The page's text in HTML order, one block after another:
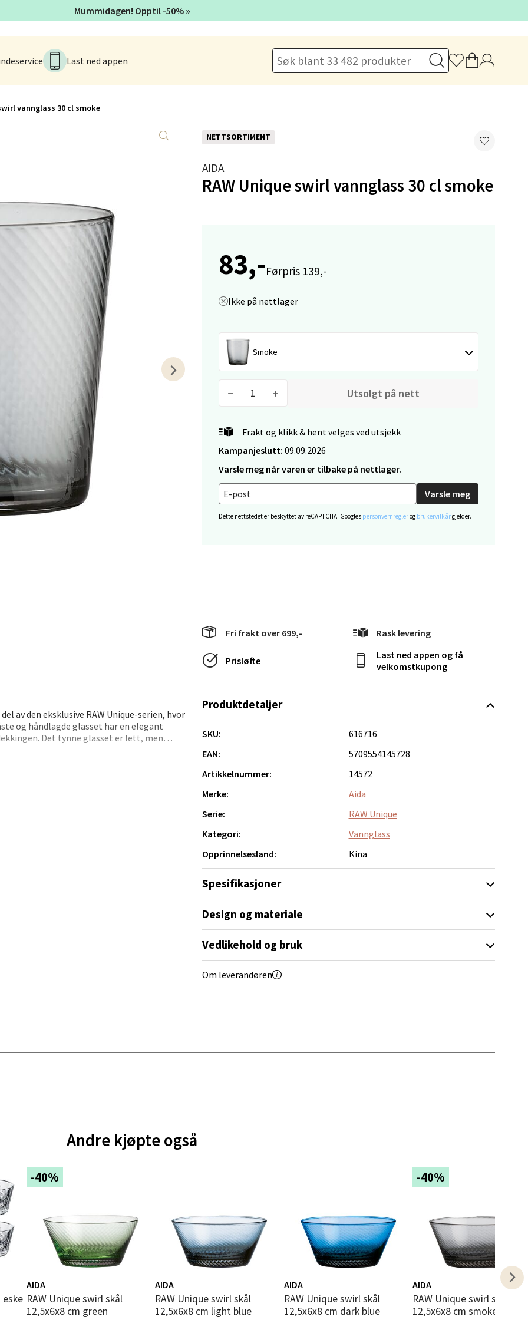
Last ned appen
vannglass 30 cl smoke
NETTSORTIMENT
AIDA
RAW Unique swirl vannglass 30 cl smoke
83,-Førpris 139,-
Ikke på nettlager
Smoke
Utsolgt på nett
Frakt og klikk & hent velges ved utsjekk
Kampanjeslutt: 09.09.2026
Varsle meg når varen er tilbake på nettlager.
Varsle meg
Dette nettstedet er beskyttet av reCAPTCHA. Googles personvernreglerog brukervilkårgjelder.
av den eksklusive RAW Unique-serien, hvor
og håndlagde glasset har en elegant
Det tynne glasset er lett, men
Fri frakt over 699,- Rask levering
Prisløfte
Last ned appen og få
velkomstkupong
Produktdetaljer
SKU:
616716
EAN:
5709554145728
Artikkelnummer:
14572
Merke:
Aida
Serie:
RAW Unique
Kategori:
Vannglass
Opprinnelsesland:
Kina
Spesifikasjoner
Design og materiale
Vedlikehold og bruk
Om leverandøren
Andre kjøpte også
eske
-40%
AIDA
RAW Unique swirl skål
12,5x6x8 cm green
AIDA
RAW Unique swirl skål
12,5x6x8 cm light blue
AIDA
RAW Unique swirl skål
12,5x6x8 cm dark blue
-40%
AIDA
RAW Unique swirl skål
12,5x6x8 cm smoke
Mummidagen! Opptil -50% »
og Sandnes - Kvadrat
1, 4313 Sandnes
10-18
- Markens
markensgate 25B, 4611 Kristiansand
vei 38, 0594 Oslo
Jæren - M44
2, 4340 Bryne
10-18
Vel
- Magneten
14, 7606 Levanger
Velg
Velg
25, 6010 Ålesund
- Moldetorget
dag 10-18
- Thon Senter Malmporten
1, 8514 Narvik
dag 10-18